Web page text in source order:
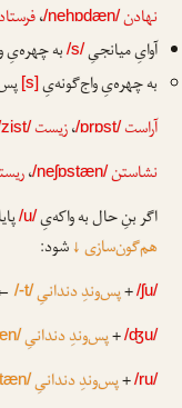
نهادن/nehɒdæn/،
آوایِ میانجیِ/s/به چهره‌یِ
به چهره‌یِ واج‌گونه‌یِ[s]
آراست /ɒrɒst/،زیست
نشاستن/neʃɒstæn/،
اگر بنِ حال به واکه‌یِ/u/
هم‌گون‌سازی↓شود:
/ʃu/
+پس‌وندِ دندانیِ/-t/
/ʤu/
+پس‌وندِ دندانیِ
/ru/
+پس‌وندِ دندانیِ